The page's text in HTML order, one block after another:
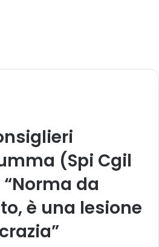
(Spi Cgil
da
è una lesione